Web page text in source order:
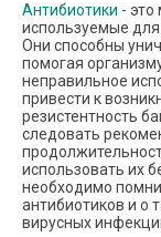
Антибиотики -
используемые
Они способны
помогая
неправильное
привести к
резистентность
следовать
использовать их
необходимо
антибиотиков и о
вирусных